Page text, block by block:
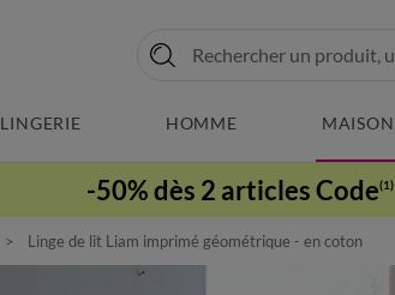
LINGERIE HOMME MAISON
-50% dès 2 articles Code(1)
Linge de lit Liam imprimé géométrique - en coton